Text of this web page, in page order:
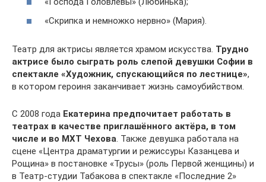
«Скрипка и немножко нервно» (Мария).
Театр для актрисы является храмом искусства. Трудно
актрисе было сыграть роль слепой девушки Софии в
спектакле «Художник, спускающийся по лестнице»,
в котором героиня заканчивает жизнь самоубийством.
С 2008 года Екатерина предпочитает работать в
театрах в качестве приглашённого актёра, в том
числе и во МХТ Чехова . Также девушка работала на
сцене «Центра драматургии и режиссуры Казанцева и
Рощина» в постановке «Трусы» (роль Первой женщины) и
в Театр-студии Табакова в спектакле «Последние 2»